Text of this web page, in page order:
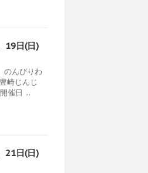
19日(日)
のんびりわ
崎じんじ
催日 ...
21日(日)